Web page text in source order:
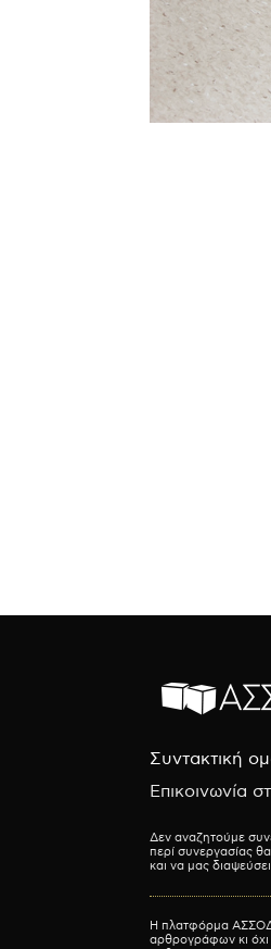
Συντακτική
Επικοινωνία
Δεν αναζητούμε
περί συνεργασίας
και να μας
Η πλατφόρμα
αρθρογράφων κι